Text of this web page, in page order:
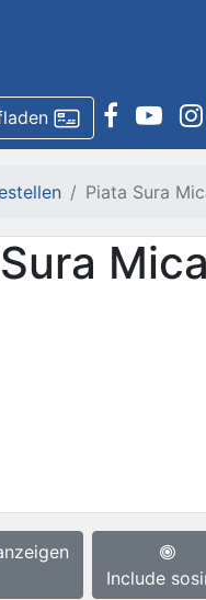
Piata Sura
Include